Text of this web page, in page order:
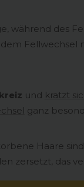
während des
Fellwechsel
und kratzt
ganz
Haare
zersetzt, das